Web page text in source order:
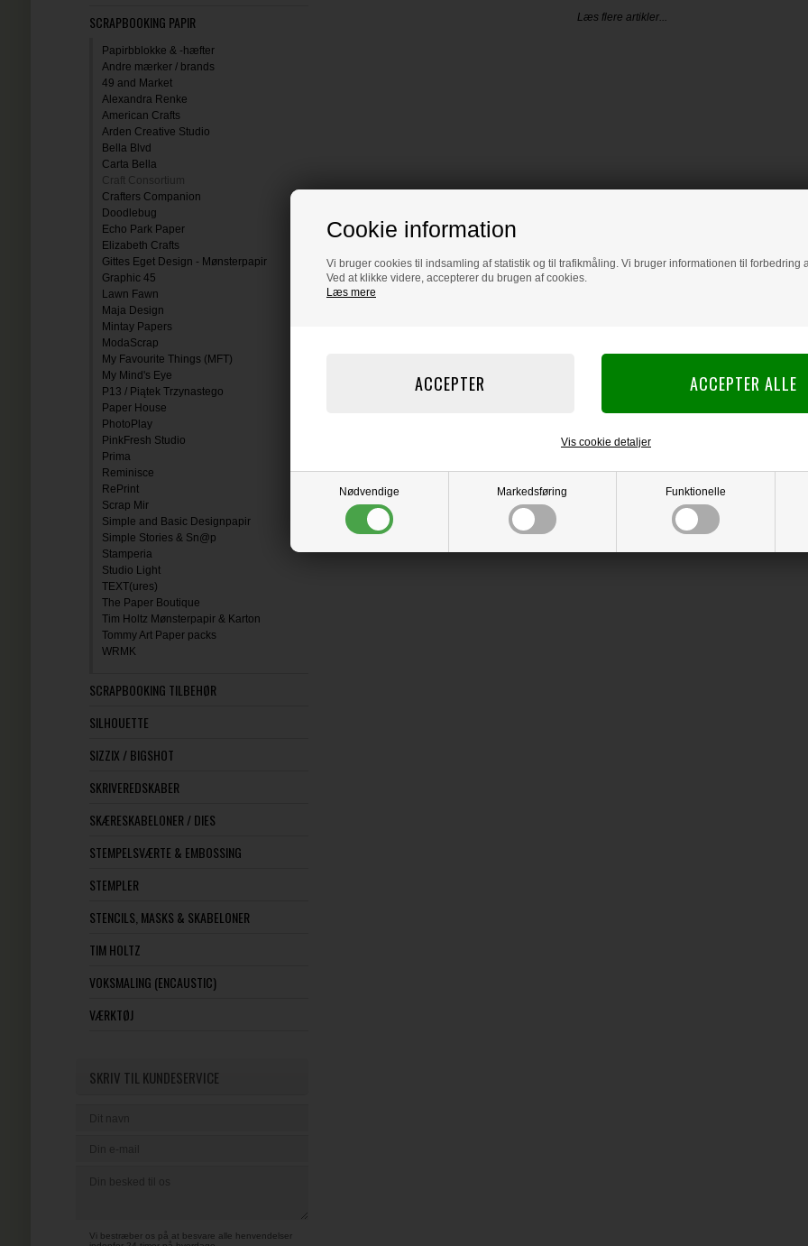
Cookie information
Vi bruger cookies til indsamling af statistik og til trafikmåling. Vi bruger informationen til forbedring
Ved at klikke videre, accepterer du brugen af cookies.
Læs mere
Nødvendige Markedsføring Funktionelle
Vis cookie detaljer
SCRAPBOOKING PAPIR
Papirbblokke & -hæfter
Andre mærker / brands
49 and Market
Alexandra Renke
American Crafts
Arden Creative Studio
Bella Blvd
Carta Bella
Craft Consortium
Crafters Companion
Doodlebug
Echo Park Paper
Elizabeth Crafts
Gittes Eget Design - Mønsterpapir
Graphic 45
Lawn Fawn
Maja Design
Mintay Papers
ModaScrap
My Favourite Things (MFT)
My Mind's Eye
P13 / Piątek Trzynastego
Paper House
PhotoPlay
PinkFresh Studio
Prima
Reminisce
RePrint
Scrap Mir
Simple and Basic Designpapir
Simple Stories & Sn@p
Stamperia
Studio Light
TEXT(ures)
The Paper Boutique
Tim Holtz Mønsterpapir & Karton
Tommy Art Paper packs
WRMK
SCRAPBOOKING TILBEHØR
SILHOUETTE
SIZZIX / BIGSHOT
SKRIVEREDSKABER
SKÆRESKABELONER / DIES
STEMPELSVÆRTE & EMBOSSING
STEMPLER
STENCILS, MASKS & SKABELONER
TIM HOLTZ
VOKSMALING (ENCAUSTIC)
VÆRKTØJ
SKRIV TIL KUNDESERVICE
Vi bestræber os på at besvare alle henvendelser
Læs flere artikler...